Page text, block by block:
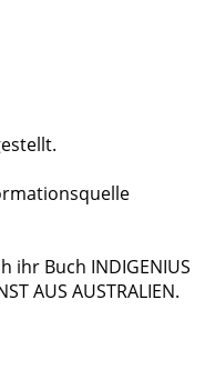
ihr Buch INDIGENIUS
AUS AUSTRALIEN.